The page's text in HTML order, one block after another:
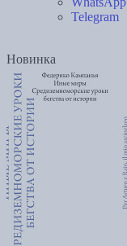
Telegram
Новинка